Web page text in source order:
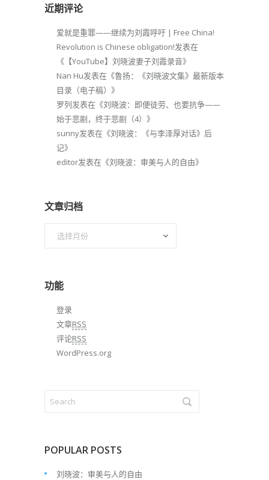
近期评论
爱就是重罪——继续为刘霞呼吁 | Free China!
Revolution is Chinese obligation!发表在
《 【YouTube】刘晓波妻子刘霞录音》
Nan Hu发表在《鲁扬：《刘晓波文集》最新版本
目录（电子稿） 》
罗列发表在《刘晓波：即便徒劳、也要抗争——
始于悲剧，终于悲剧（4） 》
sunny发表在《刘晓波：《与李泽厚对话》后
记》
editor发表在《刘晓波：审美与人的自由》
文章归档
功能
登录
文章RSS
评论RSS
WordPress.org
POPULAR POSTS
刘晓波：审美与人的自由